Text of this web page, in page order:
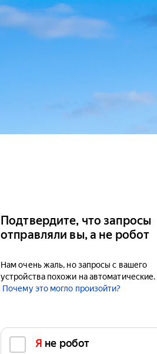
Подтвердите, что запросы
отправляли вы, а не робот
Нам очень жаль, но запросы с вашего
устройства похожи на автоматические.
Почему это могло произойти?
Я не робот